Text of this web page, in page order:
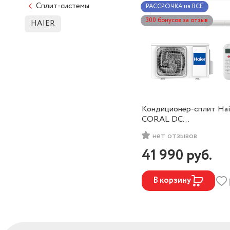
Сплит-системы
HAIER
Кондиционер-сплит
CORAL DC
AS20HPL2HRA/
FRA (инвертор) Wi-Fi
нет отзывов
41 990 руб.
В корзину
РАССРОЧКА на ВСЁ
300 бонусов за отзыв